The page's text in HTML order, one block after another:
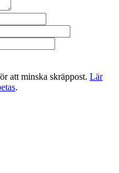
att minska skräppost. Lär
.